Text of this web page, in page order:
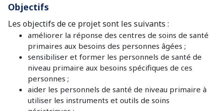
Objectifs
Les objectifs de ce projet sont les suivants :
améliorer la réponse des centres de soins de santé
primaires aux besoins des personnes âgées ;
sensibiliser et former les personnels de santé de
niveau primaire aux besoins spécifiques de ces
personnes ;
aider les personnels de santé de niveau primaire à
utiliser les instruments et outils de soins